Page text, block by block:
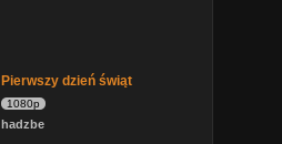
Pierwszy dzień świąt
1080p
hadzbe